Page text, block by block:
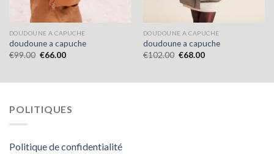
DOUDOUNE A CAPUCHE
doudoune a capuche
€99.00 €66.00
DOUDOUNE A CAPUCHE
doudoune a capuche
€102.00 €68.00
POLITIQUES
Politique de confidentialité